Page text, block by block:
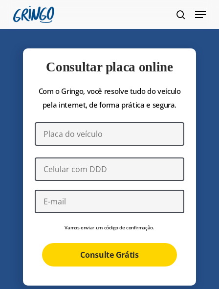
Pular
para
conteúdo
Menu
Consultar placa online
Com o Gringo, você resolve tudo do veículo
pela internet, de forma prática e segura.
Vamos enviar um código de confirmação.
Consulte Grátis